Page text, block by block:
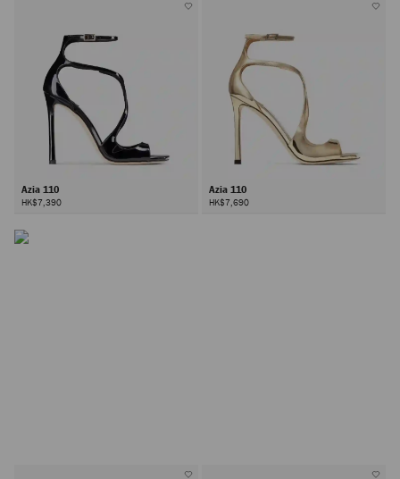
Azia 110
HK$7,390
Azia 110
HK$7,690